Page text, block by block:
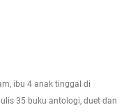
ibu 4 anak tinggal di
35 buku antologi, duet dan